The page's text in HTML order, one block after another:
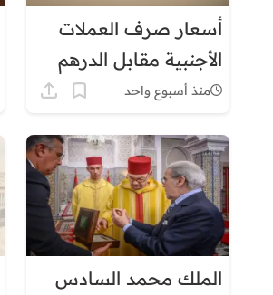
أسعار صرف العملات
الأجنبية مقابل الدرهم
المغربي اليوم الجمعة
منذ أسبوع واحد
الملك محمد السادس